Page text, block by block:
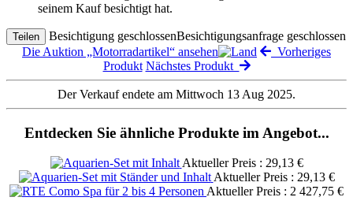
seinem Kauf besichtigt hat.
Teilen Besichtigung geschlossenBesichtigungsanfrage geschlossen
Die Auktion „Motorradartikel“ ansehen
Vorheriges
Produkt Nächstes Produkt
Der Verkauf endete am Mittwoch 13 Aug 2025.
Entdecken Sie ähnliche Produkte im Angebot...
Aktueller Preis : 29,13 €
Aktueller Preis : 29,13 €
Aktueller Preis : 2 427,75 €